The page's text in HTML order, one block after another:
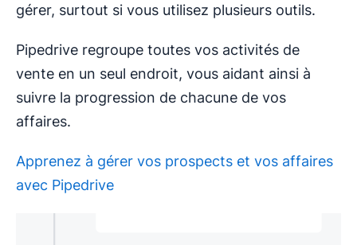
gérer, surtout si vous utilisez plusieurs outils.
Pipedrive regroupe toutes vos activités de
vente en un seul endroit, vous aidant ainsi à
suivre la progression de chacune de vos
affaires.
Apprenez à gérer vos prospects et vos affaires
avec Pipedrive